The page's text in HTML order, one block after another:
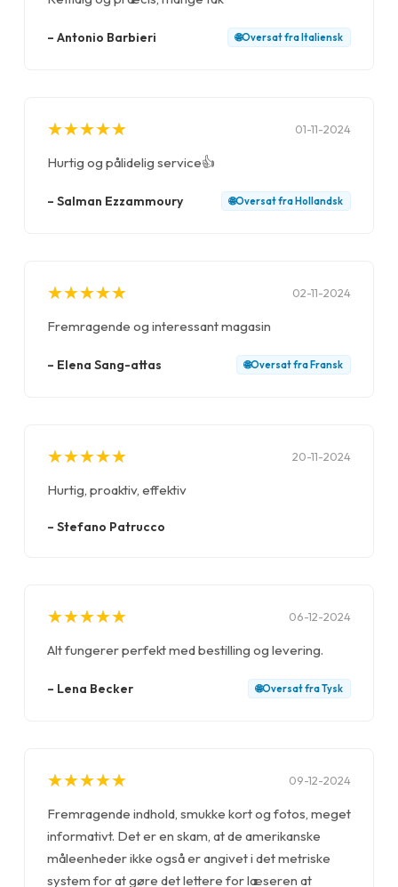
– Antonio Barbieri 🌐Oversat fra Italiensk
★
★★
★★
★★
★★
★ 01-11-2024
Hurtig og pålidelig service👍
– Salman Ezzammoury 🌐Oversat fra Hollandsk
★
★★
★★
★★
★★
★ 02-11-2024
Fremragende og interessant magasin
– Elena Sang-attas 🌐Oversat fra Fransk
★
★★
★★
★★
★★
★ 20-11-2024
Hurtig, proaktiv, effektiv
– Stefano Patrucco
★
★★
★★
★★
★★
★ 06-12-2024
Alt fungerer perfekt med bestilling og levering.
– Lena Becker 🌐Oversat fraTysk
★
★★
★★
★★
★★
★ 09-12-2024
Fremragende indhold, smukke kort og fotos, meget
informativt. Det er en skam, at de amerikanske
måleenheder ikke også er angivet i det metriske
system for at gøre det lettere for læseren at